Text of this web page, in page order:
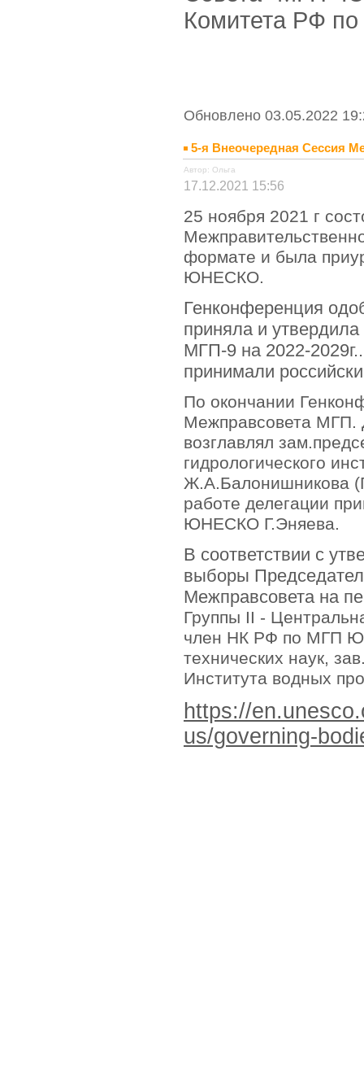
Комитета РФ
Обновлено 03.05.2022
5-я Внеочередная Сессия
Автор: Ольга
17.12.2021 15:56
25 ноября 2021 г
формате и была
ЮНЕСКО.
Генконференция
приняла и
МГП-9 на 2022-
принимали
По окончании
Межправсовета МГП.
возглавлял
гидрологического
Ж.А.Балонишникова
работе делегации
ЮНЕСКО Г.Эняева.
В соответствии с
выборы
Межправсовета на
Группы II -
член НК РФ по МГП
технических наук,
Института водных
https://
us/governing-